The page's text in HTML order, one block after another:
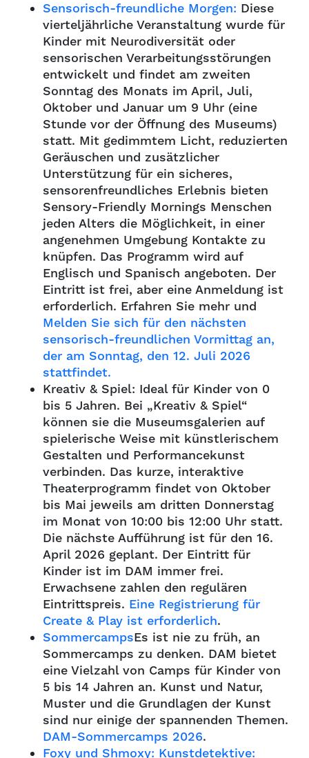
Sensorisch-freundliche Morgen: Diese
vierteljährliche Veranstaltung wurde für
Kinder mit Neurodiversität oder
sensorischen Verarbeitungsstörungen
entwickelt und findet am zweiten
Sonntag des Monats im April, Juli,
Oktober und Januar um 9 Uhr (eine
Stunde vor der Öffnung des Museums)
statt. Mit gedimmtem Licht, reduzierten
Geräuschen und zusätzlicher
Unterstützung für ein sicheres,
sensorenfreundliches Erlebnis bieten
Sensory-Friendly Mornings Menschen
jeden Alters die Möglichkeit, in einer
angenehmen Umgebung Kontakte zu
knüpfen. Das Programm wird auf
Englisch und Spanisch angeboten. Der
Eintritt ist frei, aber eine Anmeldung ist
erforderlich. Erfahren Sie mehr und
Melden Sie sich für den nächsten
sensorisch-freundlichen Vormittag an,
der am Sonntag, den 12. Juli 2026
stattfindet.
Kreativ & Spiel: Ideal für Kinder von 0
bis 5 Jahren. Bei „Kreativ & Spiel“
können sie die Museumsgalerien auf
spielerische Weise mit künstlerischem
Gestalten und Performancekunst
verbinden. Das kurze, interaktive
Theaterprogramm findet von Oktober
bis Mai jeweils am dritten Donnerstag
im Monat von 10:00 bis 12:00 Uhr statt.
Die nächste Aufführung ist für den 16.
April 2026 geplant. Der Eintritt für
Kinder ist im DAM immer frei.
Erwachsene zahlen den regulären
Eintrittspreis. Eine Registrierung für
Create & Play ist erforderlich.
SommercampsEs ist nie zu früh, an
Sommercamps zu denken. DAM bietet
eine Vielzahl von Camps für Kinder von
5 bis 14 Jahren an. Kunst und Natur,
Muster und die Grundlagen der Kunst
sind nur einige der spannenden Themen.
DAM-Sommercamps 2026.
Foxy und Shmoxy: Kunstdetektive: